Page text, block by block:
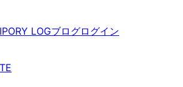
LOGブログログイン